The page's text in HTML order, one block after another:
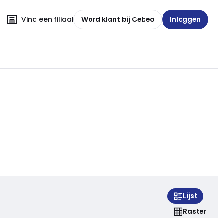
Vind een filiaal Word klant bij Cebeo Inloggen
Lijst
Raster